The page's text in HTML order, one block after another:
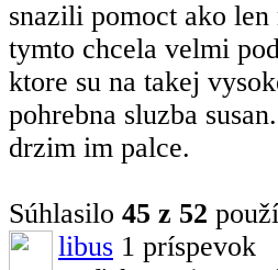
snazili pomoct ako
tymto chcela velmi
ktore su na takej
pohrebna sluzba
drzim im palce.
Súhlasilo 45 z 52
libus 1 príspevok